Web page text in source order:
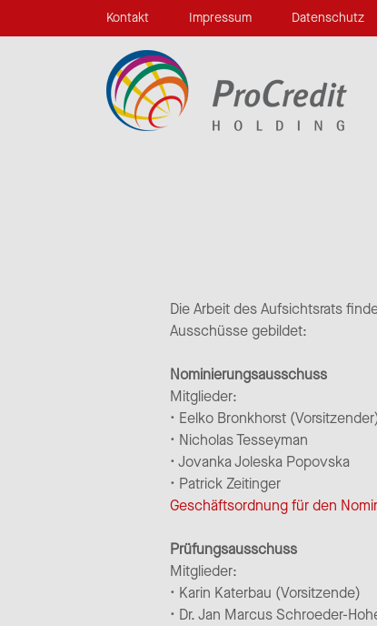
Kontakt Impressum Datenschutz
Die Arbeit des Aufsichtsrats
Ausschüsse gebildet:
Nominierungsausschuss
Mitglieder:
• Eelko Bronkhorst
• Nicholas Tesseyman
• Jovanka Joleska Popovska
• Patrick Zeitinger
Geschäftsordnung für den
Prüfungsausschuss
Mitglieder:
• Karin Katerbau (Vorsitzende)
• Dr. Jan Marcus Schroeder-